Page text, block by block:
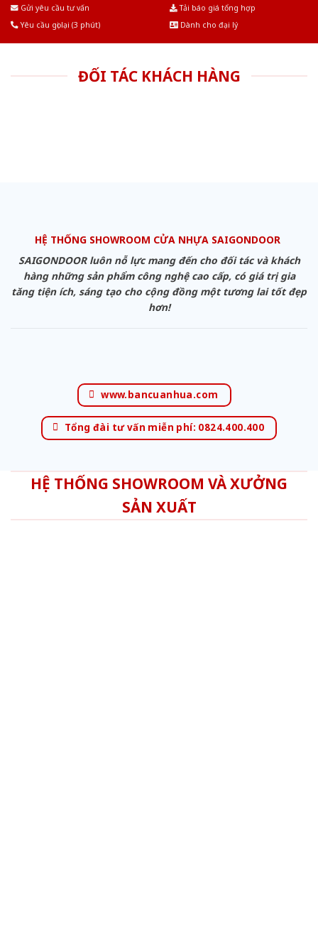
Gửi yêu cầu tư vấn
Tải báo giá tổng hợp
Yêu cầu gọi lại (3 phút)
Dành cho đại lý
ĐỐI TÁC KHÁCH HÀNG
HỆ THỐNG SHOWROOM CỬA NHỰA SAIGONDOOR
SAIGONDOOR luôn nỗ lực mang đến cho đối tác và khách
hàng những sản phẩm công nghệ cao cấp, có giá trị gia
tăng tiện ích, sáng tạo cho cộng đồng một tương lai tốt đẹp
hơn!
www.bancuanhua.com
Tổng đài tư vấn miễn phí: 0824.400.400
HỆ THỐNG SHOWROOM VÀ XƯỞNG
SẢN XUẤT